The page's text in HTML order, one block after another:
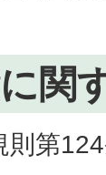
関
則第